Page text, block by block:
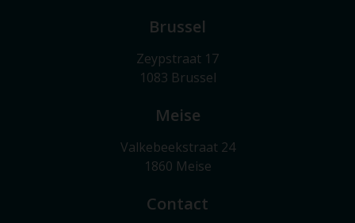
Brussel
Zeypstraat 17
1083 Brussel
Meise
Valkebeekstraat 24
1860 Meise
Contact